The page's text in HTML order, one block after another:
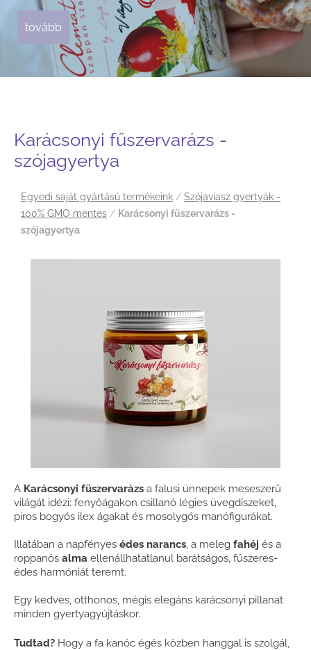
tovább
tovább
tovább
Karácsonyi fűszervarázs -
szójagyertya
Egyedi saját gyártású termékeink / Szójaviasz gyertyák -
100% GMO mentes / Karácsonyi fűszervarázs -
szójagyertya
A Karácsonyi fűszervarázs a falusi ünnepek meseszerű
világát idézi: fenyőágakon csillanó légies üvegdíszeket,
piros bogyós ilex ágakat és mosolygós manófigurákat.
Illatában a napfényes édes narancs, a meleg fahéj és a
roppanós alma ellenállhatatlanul barátságos, fűszeres-
édes harmóniát teremt.
Egy kedves, otthonos, mégis elegáns karácsonyi pillanat
minden gyertyagyújtáskor.
Tudtad? Hogy a fa kanóc égés közben hanggal is szolgál,